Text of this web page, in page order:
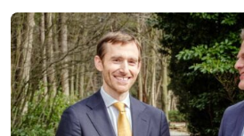
te praten. Vandaag: Marieke